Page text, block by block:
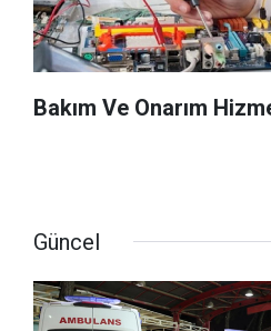
Bakım Ve Onarım
Güncel